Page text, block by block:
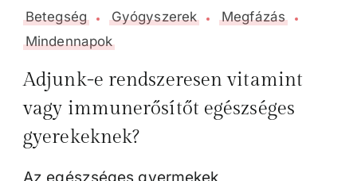
Betegség Gyógyszerek
Megfázás
Mindennapok
Adjunk-e rendszeresen vitamint
vagy immunerősítőt egészséges
gyerekeknek?